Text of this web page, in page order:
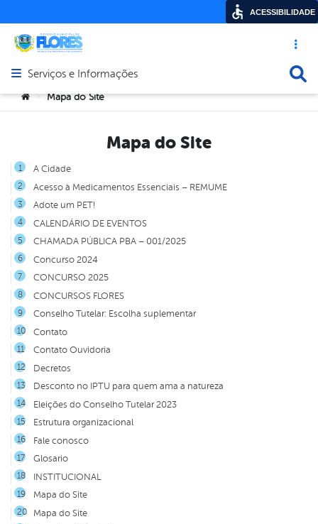
Acesso
Abrir menu principal de navegação
Serviços e Informações
Você está aqui:
> Mapa do Site
Mapa do Site
A Cidade
Acesso à Medicamentos Essenciais – REMUME
Adote um PET!
CALENDÁRIO DE EVENTOS
CHAMADA PÚBLICA PBA – 001/2025
Concurso 2024
CONCURSO 2025
CONCURSOS FLORES
Conselho Tutelar: Escolha suplementar
Contato
Contato Ouvidoria
Decretos
Desconto no IPTU para quem ama a natureza
Eleições do Conselho Tutelar 2023
Estrutura organizacional
Fale conosco
Glosario
INSTITUCIONAL
Mapa do Site
Mapa do Site
ACESSIBILIDADE